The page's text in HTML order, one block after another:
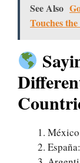
See Also
Touches